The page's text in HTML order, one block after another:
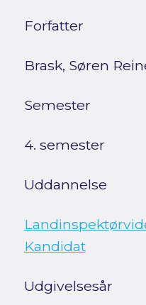
Forfatter
Brask, Søren
Semester
4. semester
Uddannelse
Kandidat
Udgivelsesår